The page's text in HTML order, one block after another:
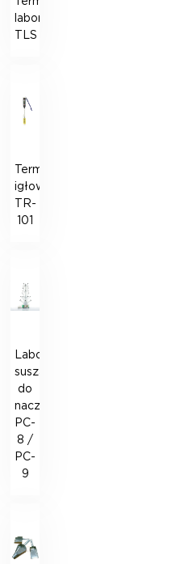
laboratoryjny
TLS
Termometr
igłowy
TR-
101
Laboratoryjna
suszarka
do
naczyń
PC-
8 /
PC-
9